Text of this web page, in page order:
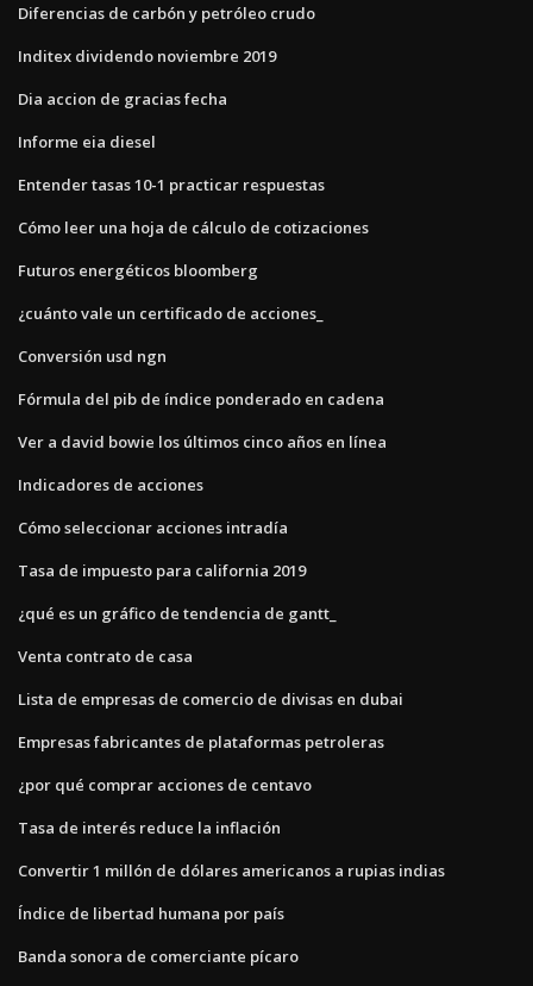
Diferencias de carbón y petróleo crudo
Inditex dividendo noviembre 2019
Dia accion de gracias fecha
Informe eia diesel
Entender tasas 10-1 practicar respuestas
Cómo leer una hoja de cálculo de cotizaciones
Futuros energéticos bloomberg
¿cuánto vale un certificado de acciones_
Conversión usd ngn
Fórmula del pib de índice ponderado en cadena
Ver a david bowie los últimos cinco años en línea
Indicadores de acciones
Cómo seleccionar acciones intradía
Tasa de impuesto para california 2019
¿qué es un gráfico de tendencia de gantt_
Venta contrato de casa
Lista de empresas de comercio de divisas en dubai
Empresas fabricantes de plataformas petroleras
¿por qué comprar acciones de centavo
Tasa de interés reduce la inflación
Convertir 1 millón de dólares americanos a rupias indias
Índice de libertad humana por país
Banda sonora de comerciante pícaro